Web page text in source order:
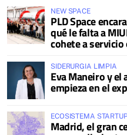
NEW SPACE
PLD Space
qué le falta a
cohete a
SIDERURGIA LIMPIA
Eva Maneiro y
empieza en el
ECOSISTEMA
Madrid, el gran